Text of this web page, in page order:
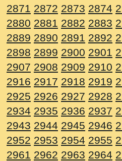
2871 2872 2873 2874
2880 2881 2882 2883
2889 2890 2891 2892
2898 2899 2900 2901
2907 2908 2909 2910
2916 2917 2918 2919
2925 2926 2927 2928
2934 2935 2936 2937
2943 2944 2945 2946
2952 2953 2954 2955
2961 2962 2963 2964